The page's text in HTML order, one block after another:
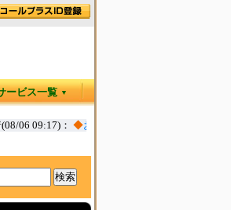
ービス一覧 ▼
06 09:17)：◆お肉屋さんのコロッケ 一部(えび,